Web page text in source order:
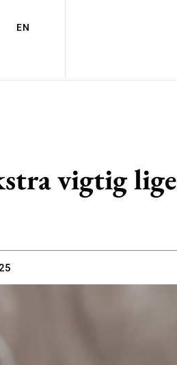
EN
vigtig lige